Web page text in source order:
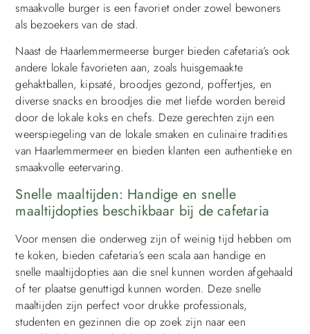
smaakvolle burger is een favoriet onder zowel bewoners
als bezoekers van de stad.
Naast de Haarlemmermeerse burger bieden cafetaria’s ook
andere lokale favorieten aan, zoals huisgemaakte
gehaktballen, kipsaté, broodjes gezond, poffertjes, en
diverse snacks en broodjes die met liefde worden bereid
door de lokale koks en chefs. Deze gerechten zijn een
weerspiegeling van de lokale smaken en culinaire tradities
van Haarlemmermeer en bieden klanten een authentieke en
smaakvolle eetervaring.
Snelle maaltijden: Handige en snelle
maaltijdopties beschikbaar bij de cafetaria
Voor mensen die onderweg zijn of weinig tijd hebben om
te koken, bieden cafetaria’s een scala aan handige en
snelle maaltijdopties aan die snel kunnen worden afgehaald
of ter plaatse genuttigd kunnen worden. Deze snelle
maaltijden zijn perfect voor drukke professionals,
studenten en gezinnen die op zoek zijn naar een